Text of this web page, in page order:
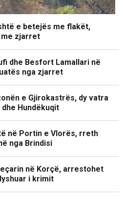
e betejës me flakët,
zjarret
dhe Besfort Lamallari në
nga zjarret
e Gjirokastrës, dy vatra
Hundëkuqit
në Portin e Vlorës, rreth
nga Brindisi
në Korçë, arrestohet
i krimit